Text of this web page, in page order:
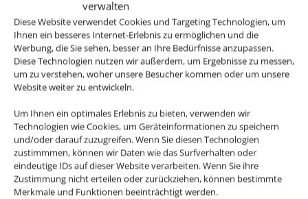
verwalten
Diese Website verwendet Cookies und Targeting Technologien, um
Ihnen ein besseres Internet-Erlebnis zu ermöglichen und die
Werbung, die Sie sehen, besser an Ihre Bedürfnisse anzupassen.
Diese Technologien nutzen wir außerdem, um Ergebnisse zu messen,
um zu verstehen, woher unsere Besucher kommen oder um unsere
Website weiter zu entwickeln.
Um Ihnen ein optimales Erlebnis zu bieten, verwenden wir
Technologien wie Cookies, um Geräteinformationen zu speichern
und/oder darauf zuzugreifen. Wenn Sie diesen Technologien
zustimmmen, können wir Daten wie das Surfverhalten oder
eindeutige IDs auf dieser Website verarbeiten. Wenn Sie ihre
Zustimmung nicht erteilen oder zurückziehen, können bestimmte
Merkmale und Funktionen beeinträchtigt werden.